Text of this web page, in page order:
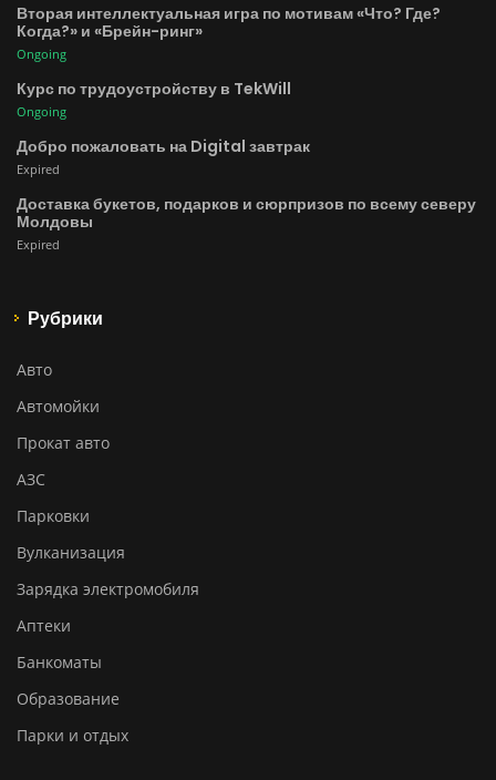
Вторая интеллектуальная игра по мотивам «Что? Где?
Когда?» и «Брейн-ринг»
Ongoing
Курс по трудоустройству в TekWill
Ongoing
Добро пожаловать на Digital завтрак
Expired
Доставка букетов, подарков и сюрпризов по всему северу
Молдовы
Expired
Рубрики
Авто
Автомойки
Прокат авто
АЗС
Парковки
Вулканизация
Зарядка электромобиля
Аптеки
Банкоматы
Образование
Парки и отдых